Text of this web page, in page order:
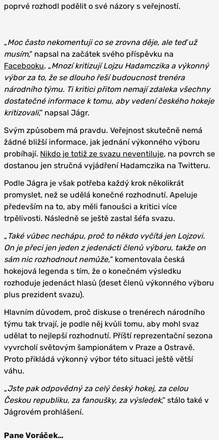
poprvé rozhodl podělit o své názory s veřejností.
„Moc často nekomentuji co se zrovna děje, ale teď už
musím,” napsal na začátek svého příspěvku na
Facebooku. „Mnozí kritizují Lojzu Hadamczika a výkonný
výbor za to, že se dlouho řeší budoucnost trenéra
národního týmu. Ti kritici přitom nemají zdaleka všechny
dostatečné informace k tomu, aby vedení českého hokeje
kritizovali,” napsal Jágr.
Svým způsobem má pravdu. Veřejnost skutečně nemá
žádné bližší informace, jak jednání výkonného výboru
probíhají. Nikdo je totiž ze svazu neventiluje, na povrch se
dostanou jen stručná vyjádření Hadamczika na Twitteru.
Podle Jágra je však potřeba každý krok několikrát
promyslet, než se udělá konečné rozhodnutí. Apeluje
především na to, aby měli fanoušci a kritici více
trpělivosti. Následně se ještě zastal šéfa svazu.
„ Také vůbec nechápu, proč to někdo vyčítá jen Lojzovi.
On je přeci jen jeden z jedenácti členů výboru, takže on
sám nic rozhodnout nemůže,” komentovala česká
hokejová legenda s tím, že o konečném výsledku
rozhoduje jedenáct hlasů (deset členů výkonného výboru
plus prezident svazu).
Hlavním důvodem, proč diskuse o trenérech národního
týmu tak trvají, je podle něj kvůli tomu, aby mohl svaz
udělat to nejlepší rozhodnutí. Příští reprezentační sezona
vyvrcholí světovým šampionátem v Praze a Ostravě.
Proto přikládá výkonný výbor této situaci ještě větší
váhu.
„Jste pak odpovědný za celý český hokej, za celou
Českou republiku, za fanoušky, za výsledek,” stálo také v
Jágrovém prohlášení.
Pane Voráček…